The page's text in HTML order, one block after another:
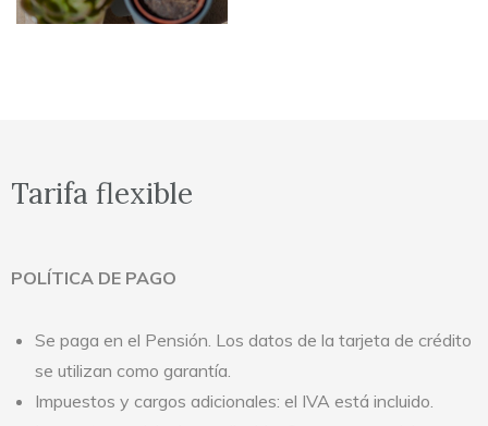
Tarifa flexible
POLÍTICA DE PAGO
Se paga en el Pensión. Los datos de la tarjeta de crédito
se utilizan como garantía.
Impuestos y cargos adicionales: el IVA está incluido.